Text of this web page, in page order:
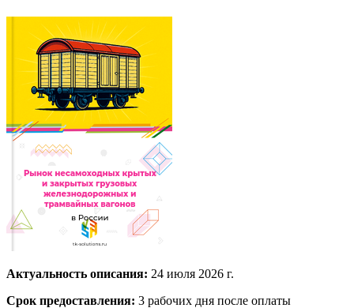
Актуальность описания: 24 июля 2026 г.
Срок предоставления: 3 рабочих дня после оплаты